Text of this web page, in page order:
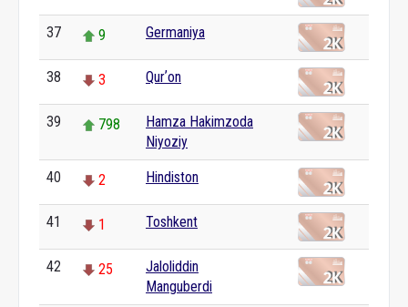
37 9 Germaniya
38 3 Qurʼon
39 798
Hamza Hakimzoda
Niyoziy
40 2 Hindiston
41 1 Toshkent
42 25
Jaloliddin
Manguberdi